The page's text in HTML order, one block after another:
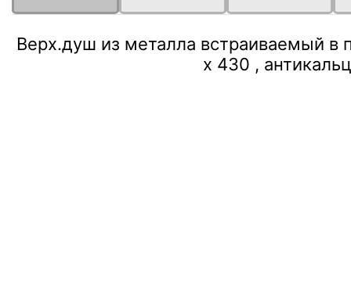
Верх.душ из металла встраиваемый в
x 430 ,